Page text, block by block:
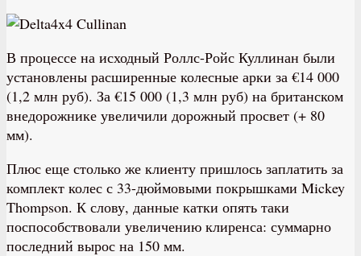
В процессе на исходный Роллс-Ройс Куллинан были
установлены расширенные колесные арки за €14 000
(1,2 млн руб). За €15 000 (1,3 млн руб) на британском
внедорожнике увеличили дорожный просвет (+ 80
мм).
Плюс еще столько же клиенту пришлось заплатить за
комплект колес с 33-дюймовыми покрышками Mickey
Thompson. К слову, данные катки опять таки
поспособствовали увеличению клиренса: суммарно
последний вырос на 150 мм.